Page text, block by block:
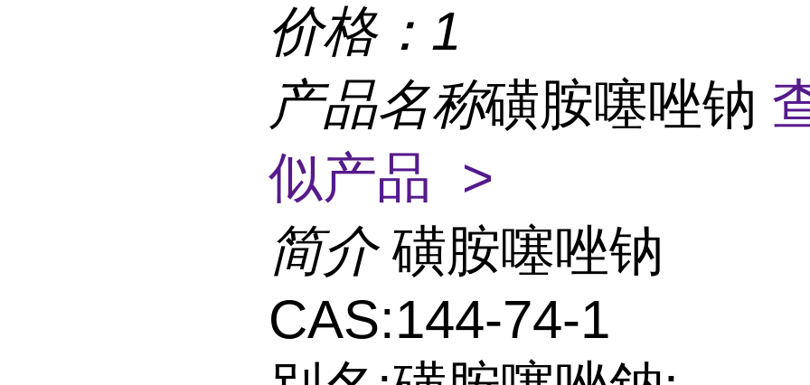
价格： 1
产品名称磺胺噻唑钠
似产品 >
简介 磺胺噻唑钠
CAS:144-74-1